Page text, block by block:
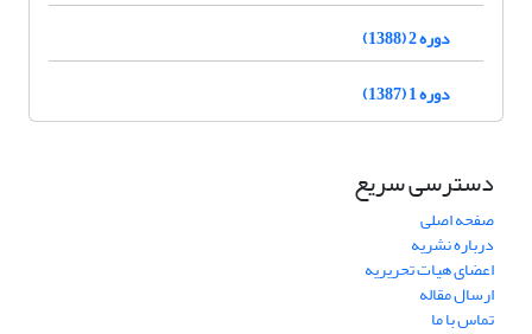
دوره 2 (1388)
دوره 1 (1387)
دسترسی سریع
صفحه اصلی
درباره نشریه
اعضای هیات تحریریه
ارسال مقاله
تماس با ما